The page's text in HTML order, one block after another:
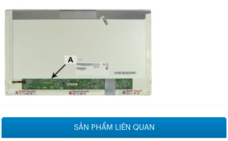
SẢN PHẨM LIÊN QUAN